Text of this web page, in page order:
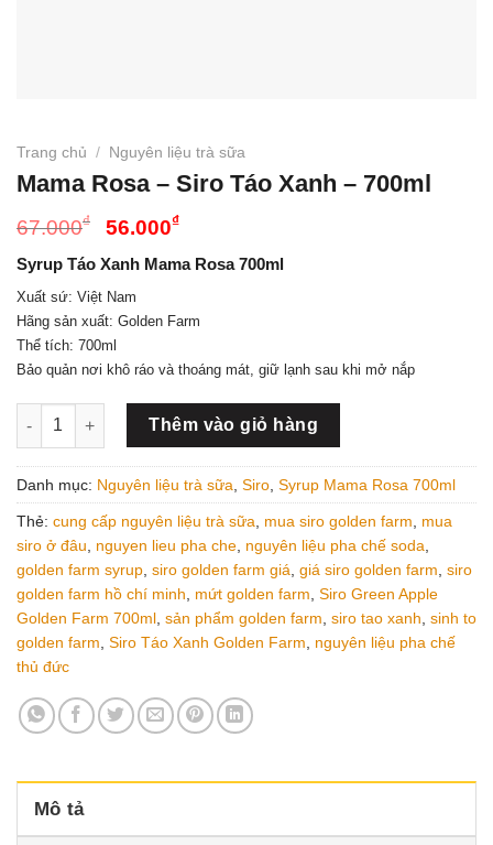
Trang chủ / Nguyên liệu trà sữa
Mama Rosa – Siro Táo Xanh – 700ml
67.000₫
Giá
gốc
là:
67.000₫.
56.000₫Giá
hiện
tại
56.000₫.
Syrup Táo Xanh Mama Rosa 700ml
Xuất sứ: Việt Nam
Hãng sản xuất: Golden Farm
Thể tích: 700ml
Bảo quản nơi khô ráo và thoáng mát, giữ lạnh sau khi mở nắp
Mama Rosa - Siro Táo Xanh - 700ml số lượng
Thêm vào giỏ hàng
Danh mục: Nguyên liệu trà sữa Siro Syrup Mama Rosa 700ml
Thẻ: cung cấp nguyên liệu trà sữa mua siro golden farm
mua
siro ở đâu
nguyen lieu pha che nguyên liệu pha chế soda
golden farm syrup siro golden farm giá giá siro golden farm siro
golden farm hồ chí minh
mứt golden farm Siro Green Apple
Golden Farm 700ml sản phẩm golden farm siro tao xanh sinh to
golden farm Siro Táo Xanh Golden Farm
nguyên liệu pha chế
thủ đức
Mô tả